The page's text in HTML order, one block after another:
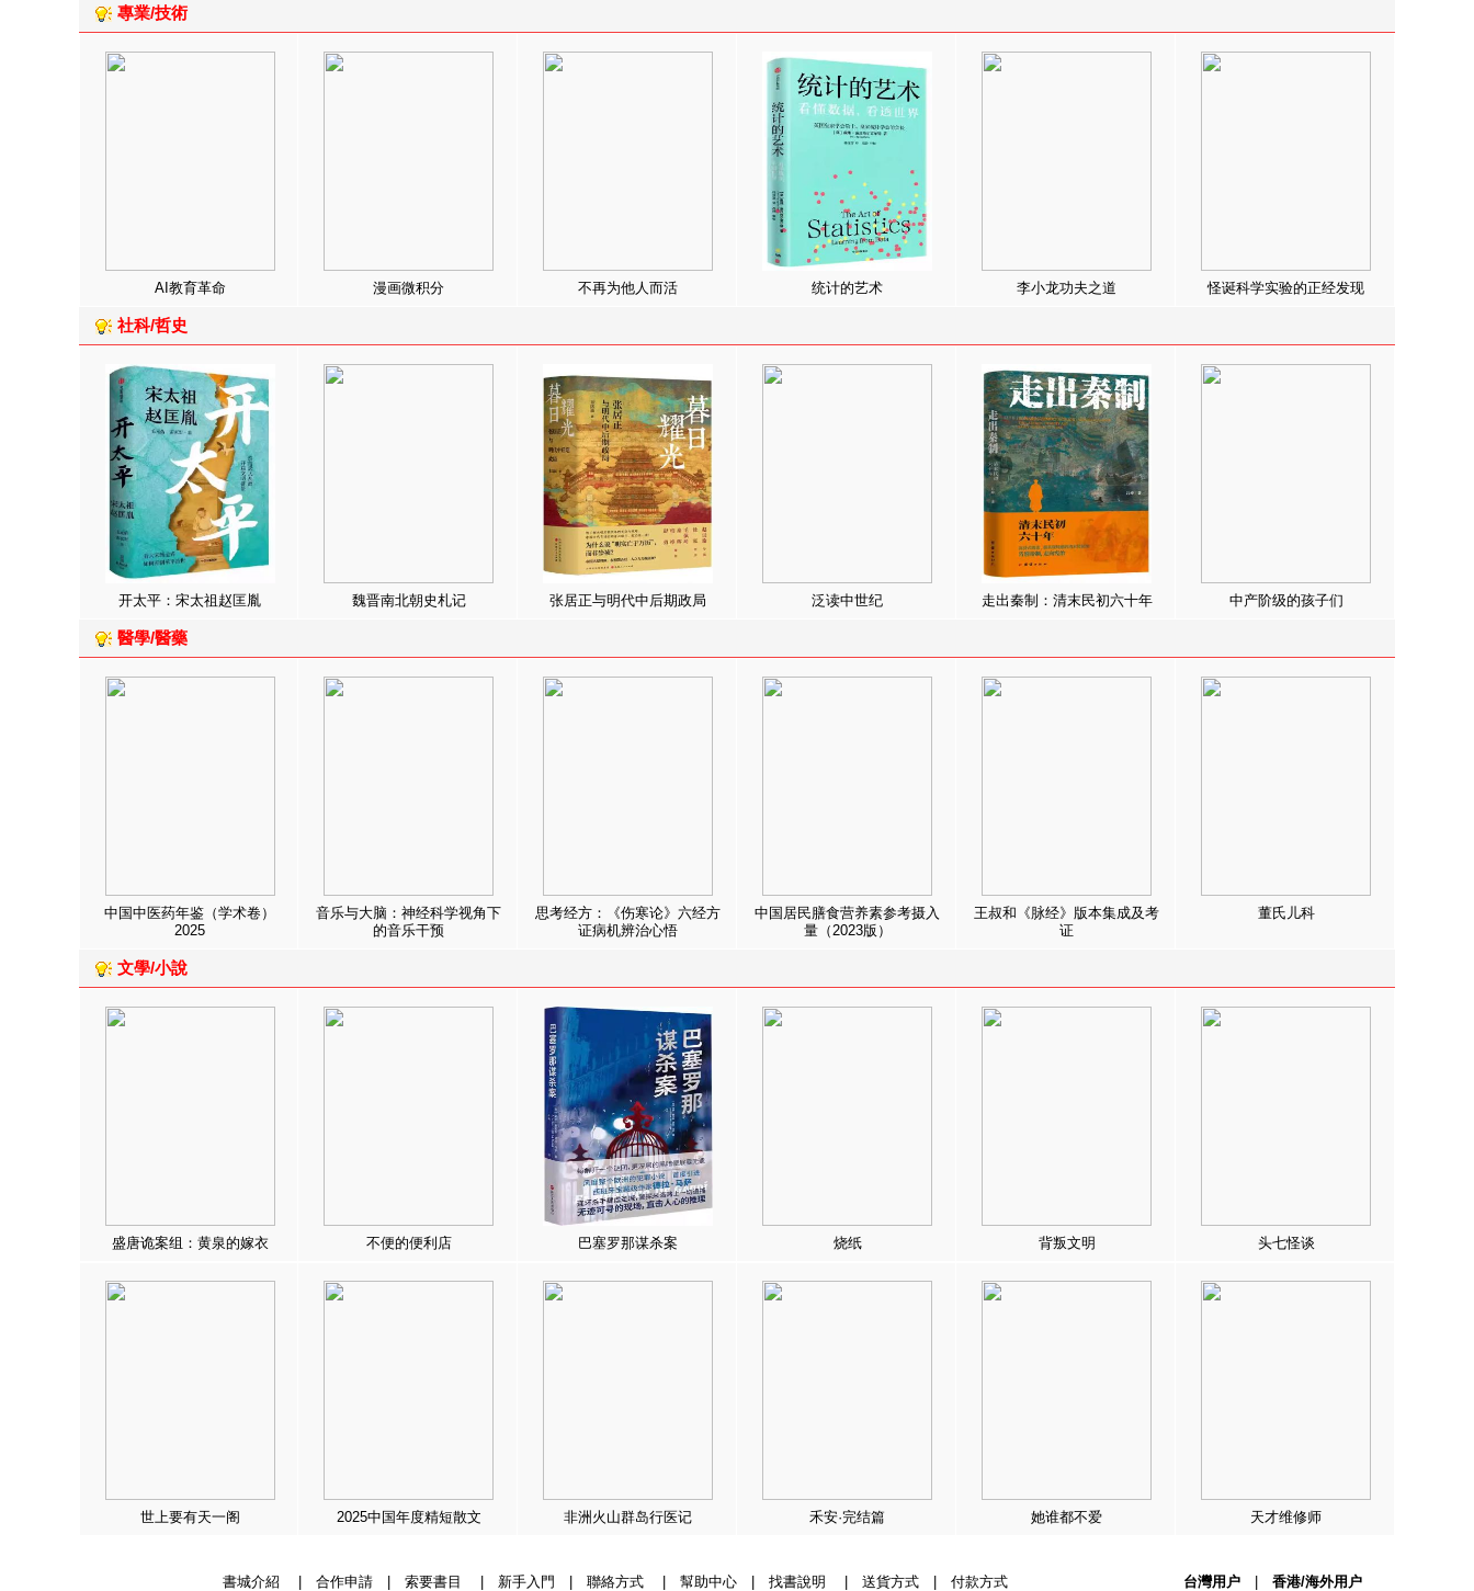
專業/技術
AI教育革命 漫画微积分 不再为他人而活 统计的艺术 李小龙功夫之道 怪诞科学实验的正经发现
社科/哲史
开太平：宋太祖赵匡胤 魏晋南北朝史札记 张居正与明代中后期政局 泛读中世纪 走出秦制：清末民初六十年 中产阶级的孩子们
醫學/醫藥
中国中医药年鉴（学术卷）
2025
音乐与大脑：神经科学视角下
的音乐干预
思考经方：《伤寒论》六经方
证病机辨治心悟
中国居民膳食营养素参考摄入
量（2023版）
王叔和《脉经》版本集成及考
证
董氏儿科
文學/小說
盛唐诡案组：黄泉的嫁衣 不便的便利店 巴塞罗那谋杀案 烧纸 背叛文明 头七怪谈
世上要有天一阁 2025中国年度精短散文 非洲火山群岛行医记 禾安·完结篇 她谁都不爱 天才维修师
書城介紹 合作申請| 索要書目 新手入門 聯絡方式| 幫助中心| 找書說明 送貨方式| 付款方式 台灣用户 香港/海外用户